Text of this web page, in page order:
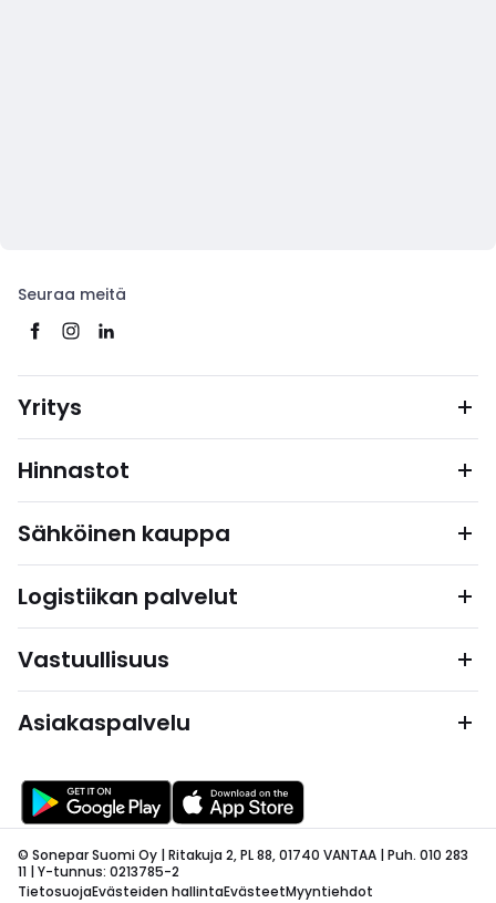
Seuraa meitä
Yritys
Hinnastot
Sähköinen kauppa
Logistiikan palvelut
Vastuullisuus
Asiakaspalvelu
© Sonepar Suomi Oy | Ritakuja 2, PL 88, 01740 VANTAA | Puh. 010 283
11 | Y-tunnus: 0213785-2
TietosuojaEvästeiden hallintaEvästeetMyyntiehdot